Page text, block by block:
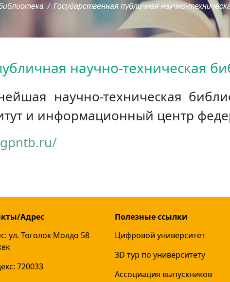
Государственная публичная научно-
научно-техническая
научно-техническая
и информационный центр
Адрес
ул. Тоголок Молдо 58
720033
Полезные ссылки
Цифровой университет
3D тур по университету
Ассоциация выпускников